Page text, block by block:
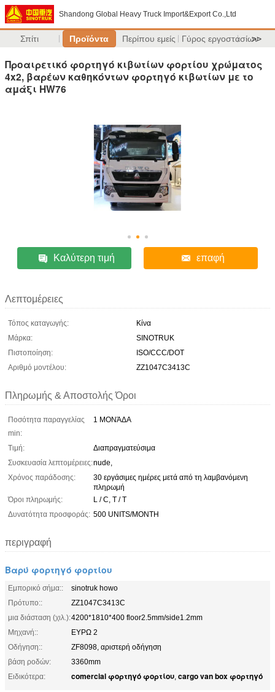
Shandong Global Heavy Truck Import&Export Co.,Ltd
Σπίτι Προϊόντα Περίπου εμείς Γύρος εργοστασίων
>>
Προαιρετικό φορτηγό κιβωτίων φορτίου χρώματος
4x2, βαρέων καθηκόντων φορτηγό κιβωτίων με το
αμάξι HW76
Καλύτερη τιμή επαφή
Λεπτομέρειες
Τόπος καταγωγής:
Κίνα
Μάρκα:
SINOTRUK
Πιστοποίηση:
ISO/CCC/DOT
Αριθμό μοντέλου:
ZZ1047C3413C
Πληρωμής & Αποστολής Όροι
Ποσότητα παραγγελίας
min:
1 ΜΟΝΆΔΑ
Τιμή:
Διαπραγματεύσιμα
Συσκευασία λεπτομέρειες:nude,
Χρόνος παράδοσης:
30 εργάσιμες ημέρες μετά από τη λαμβανόμενη
πληρωμή
Όροι πληρωμής:
L / C, T / T
Δυνατότητα προσφοράς: 500 UNITS/MONTH
περιγραφή
Βαρύ φορτηγό φορτίου
Εμπορικό σήμα::
sinotruk howo
Πρότυπο::
ZZ1047C3413C
μια διάσταση (χιλ.):4200*1810*400 floor2.5mm/side1.2mm
Μηχανή::
ΕΥΡΩ 2
Οδήγηση::
ZF8098, αριστερή οδήγηση
βάση ροδών:
3360mm
Ειδικότερα:
comercial φορτηγό φορτίου, cargo van box φορτηγό